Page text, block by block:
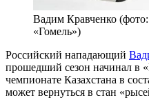
Вадим Кравченко
«Гомель»)
Российский нападающий
прошедший сезон начинал в
чемпионате Казахстана в
может вернуться в стан